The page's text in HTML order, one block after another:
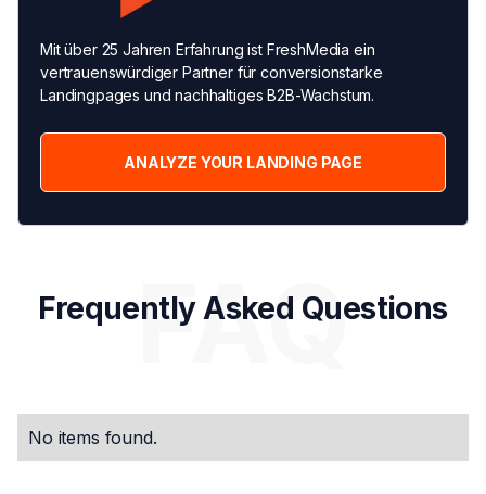
Mit über 25 Jahren Erfahrung ist FreshMedia ein
vertrauenswürdiger Partner für conversionstarke
Landingpages und nachhaltiges B2B-Wachstum.
ANALYZE YOUR LANDING PAGE
Frequently Asked Questions
FAQ
No items found.